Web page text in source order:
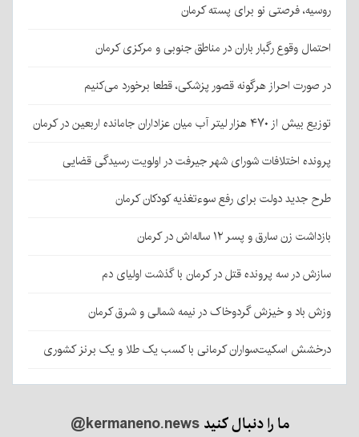
روسیه، فرصتی نو برای پسته کرمان
احتمال وقوع رگبار باران در مناطق جنوبی و مرکزی کرمان
در صورت احراز هرگونه قصور پزشکی، قطعا برخورد می‌کنیم
توزیع بیش از ۴۷۰ هزار لیتر آب میان عزاداران جامانده اربعین در کرمان
پرونده اختلافات شورای شهر جیرفت در اولویت رسیدگی قضایی
طرح جدید دولت برای رفع سوءتغذیه کودکان کرمان
بازداشت زن سارق و پسر ۱۲ ساله‌اش در کرمان
سازش در سه پرونده قتل در کرمان با گذشت اولیای دم
وزش باد و خیزش گردوخاک در نیمه شمالی و شرق کرمان
درخشش اسکیت‌سواران کرمانی با کسب یک طلا و یک برنز کشوری
ما را دنبال کنید@kermaneno.news